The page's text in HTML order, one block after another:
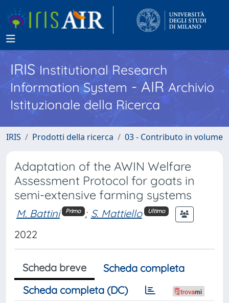
IRISInstitutional Research
Information System - AIR Archivio
Istituzionale della Ricerca
IRIS Prodotti della ricerca 03 - Contributo in volume
Adaptation of the AWIN Welfare
Assessment Protocol for goats in
semi-extensive farming systems
M. Battini Primo ; S. Mattiello Ultimo
2022
Scheda breve
Scheda completa
Scheda completa (DC)